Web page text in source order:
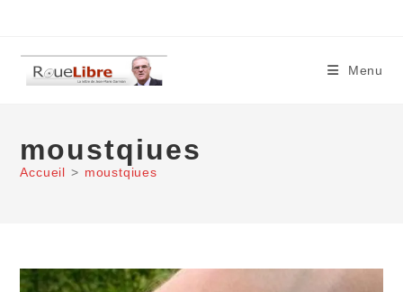
content
Menu
moustqiues
Accueil > moustqiues